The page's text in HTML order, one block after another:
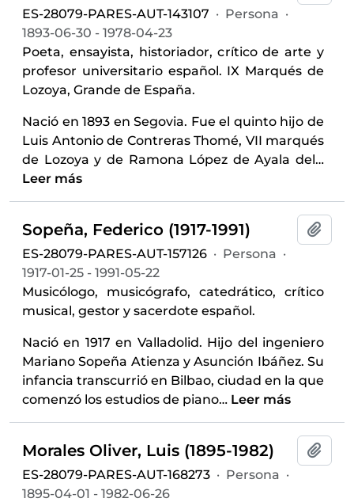
ES-28079-PARES-AUT-143107 · Persona ·
1893-06-30 - 1978-04-23
Poeta, ensayista, historiador, crítico de arte y
profesor universitario español. IX Marqués de
Lozoya, Grande de España.
Nació en 1893 en Segovia. Fue el quinto hijo de
Luis Antonio de Contreras Thomé, VII marqués
de Lozoya y de Ramona López de Ayala del…
Leer más
Sopeña, Federico (1917-1991)
ES-28079-PARES-AUT-157126 · Persona ·
1917-01-25 - 1991-05-22
Musicólogo, musicógrafo, catedrático, crítico
musical, gestor y sacerdote español.
Nació en 1917 en Valladolid. Hijo del ingeniero
Mariano Sopeña Atienza y Asunción Ibáñez. Su
infancia transcurrió en Bilbao, ciudad en la que
comenzó los estudios de piano… Leer más
Morales Oliver, Luis (1895-1982)
ES-28079-PARES-AUT-168273 · Persona ·
1895-04-01 - 1982-06-26